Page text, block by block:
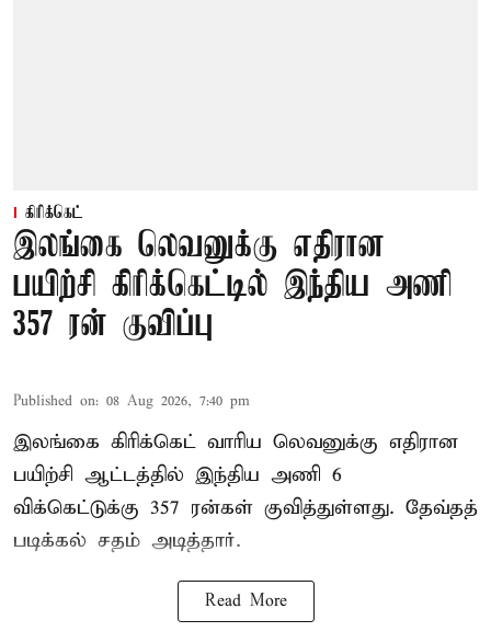
கிரிக்கெட்
இலங்கை லெவனுக்கு எதிரான
பயிற்சி கிரிக்கெட்டில் இந்திய அணி
357 ரன் குவிப்பு
Published on: 08 Aug 2026, 7:40 pm
இலங்கை கிரிக்கெட் வாரிய லெவனுக்கு எதிரான
பயிற்சி ஆட்டத்தில் இந்திய அணி 6
விக்கெட்டுக்கு 357 ரன்கள் குவித்துள்ளது. தேவ்தத்
படிக்கல் சதம் அடித்தார்.
Read More